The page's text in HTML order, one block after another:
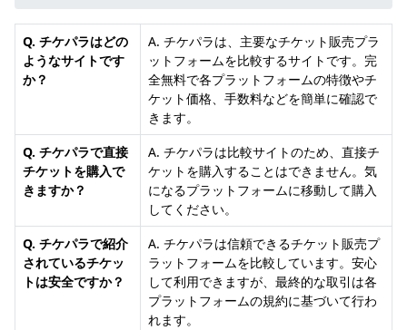
Q. チケパラはどの
ようなサイトです
か？
A. チケパラは、主要なチケット販売プラ
ットフォームを比較するサイトです。完
全無料で各プラットフォームの特徴やチ
ケット価格、手数料などを簡単に確認で
きます。
Q. チケパラで直接
チケットを購入で
きますか？
A. チケパラは比較サイトのため、直接チ
ケットを購入することはできません。気
になるプラットフォームに移動して購入
してください。
Q. チケパラで紹介
されているチケッ
トは安全ですか？
A. チケパラは信頼できるチケット販売プ
ラットフォームを比較しています。安心
して利用できますが、最終的な取引は各
プラットフォームの規約に基づいて行わ
れます。